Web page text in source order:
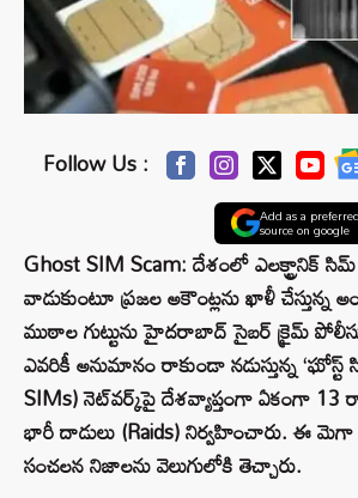
Follow Us :
Add as a preferred
source on google
Ghost SIM Scam: దేశంలో ఎలక్ట్రానిక్
వాడుకుంటూ ప్రజల అకౌంట్లను ఖాళీ చేస్తున్న
ముఠాల గుట్టును హైదరాబాద్ సైబర్ క్రైమ్
ఎవరికీ అనుమానం రాకుండా నడుస్తున్న ‘ఘోస్ట్
SIMs) నెట్‌వర్క్‌పై దేశవ్యాప్తంగా ఏకంగా 13
భారీ దాడులు (Raids) నిర్వహించారు. ఈ
సంచలన నిజాలను వెలుగులోకి తెచ్చారు.